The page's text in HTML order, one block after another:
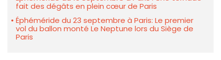
fait des dégâts en plein cœur de Paris
Éphéméride du 23 septembre à Paris: Le premier
vol du ballon monté Le Neptune lors du Siège de
Paris